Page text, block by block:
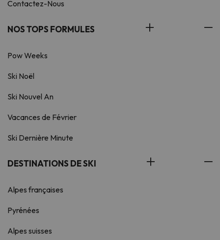
Contactez-Nous
NOS TOPS FORMULES
Pow Weeks
Ski Noël
Ski Nouvel An
Vacances de Février
Ski Dernière Minute
DESTINATIONS DE SKI
Alpes françaises
Pyrénées
Alpes suisses